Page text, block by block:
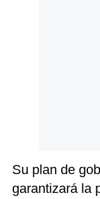
Su plan de
garantizará la